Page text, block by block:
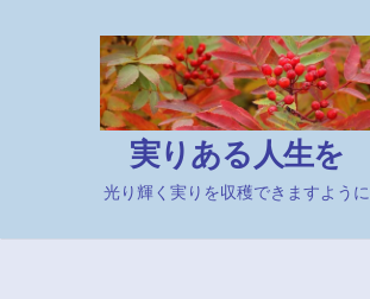
実りある人生を
光り輝く実りを収穫できますように